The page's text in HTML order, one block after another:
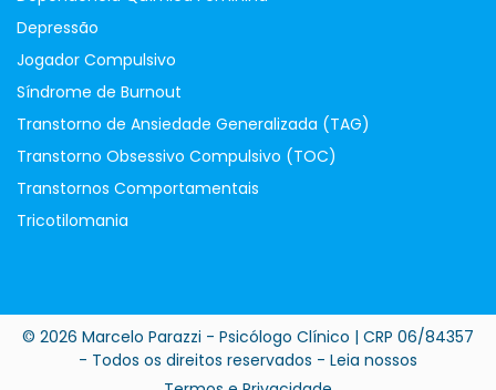
Depressão
Jogador Compulsivo
Síndrome de Burnout
Transtorno de Ansiedade Generalizada (TAG)
Transtorno Obsessivo Compulsivo (TOC)
Transtornos Comportamentais
Tricotilomania
© 2026 Marcelo Parazzi - Psicólogo Clínico | CRP 06/84357
- Todos os direitos reservados - Leia nossos